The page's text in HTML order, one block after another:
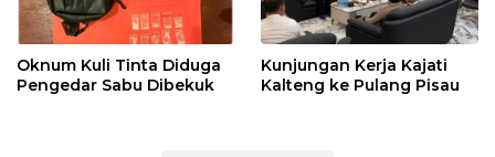
Oknum Kuli Tinta Diduga
Pengedar Sabu Dibekuk
Kunjungan Kerja Kajati
Kalteng ke Pulang Pisau